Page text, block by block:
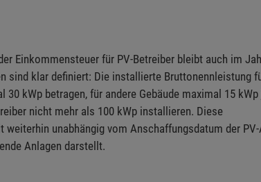
Einkommensteuer für PV-Betreiber bleibt auch im
sind klar definiert: Die installierte Bruttonennleistung
kWp betragen, für andere Gebäude maximal 15 kWp
nicht mehr als 100 kWp installieren. Diese
unabhängig vom Anschaffungsdatum der PV-
Anlagen darstellt.